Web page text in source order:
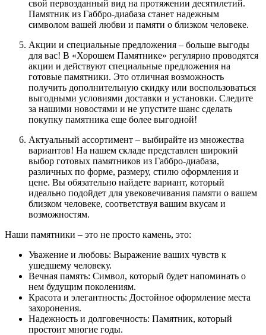
свой первозданный вид на протяжении десятилетий.
Памятник из Габбро-диабаза станет надежным
символом вашей любви и памяти о близком человеке.
Акции и специальные предложения – больше выгоды
для вас! В «Хорошем Памятнике» регулярно проводятся
акции и действуют специальные предложения на
готовые памятники. Это отличная возможность
получить дополнительную скидку или воспользоваться
выгодными условиями доставки и установки. Следите
за нашими новостями и не упустите шанс сделать
покупку памятника еще более выгодной!
Актуальный ассортимент – выбирайте из множества
вариантов! На нашем складе представлен широкий
выбор готовых памятников из Габбро-диабаза,
различных по форме, размеру, стилю оформления и
цене. Вы обязательно найдете вариант, который
идеально подойдет для увековечивания памяти о вашем
близком человеке, соответствуя вашим вкусам и
возможностям.
Наши памятники – это не просто камень, это:
Уважение и любовь: Выражение ваших чувств к
ушедшему человеку.
Вечная память: Символ, который будет напоминать о
нем будущим поколениям.
Красота и элегантность: Достойное оформление места
захоронения.
Надежность и долговечность: Памятник, который
простоит многие годы.